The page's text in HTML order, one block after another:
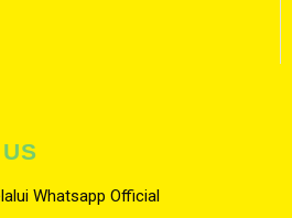
Whatsapp Official